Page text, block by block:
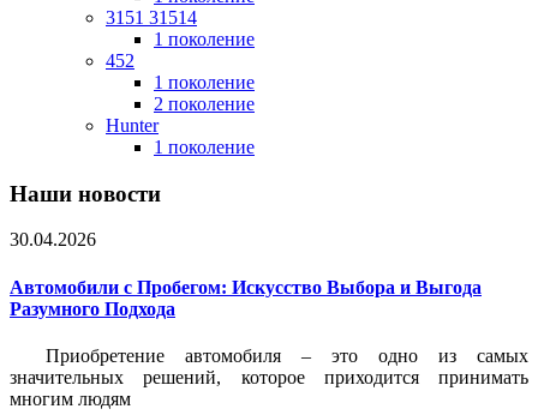
3151 31514
1 поколение
452
1 поколение
2 поколение
Hunter
1 поколение
Наши новости
30.04.2026
Автомобили с Пробегом: Искусство Выбора и Выгода
Разумного Подхода
Приобретение автомобиля – это одно из самых
значительных решений, которое приходится принимать
многим людям